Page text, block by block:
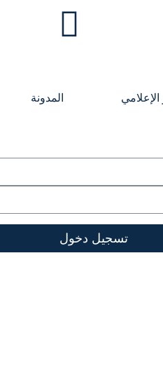
الإعلامي المدونة
تسجيل دخول